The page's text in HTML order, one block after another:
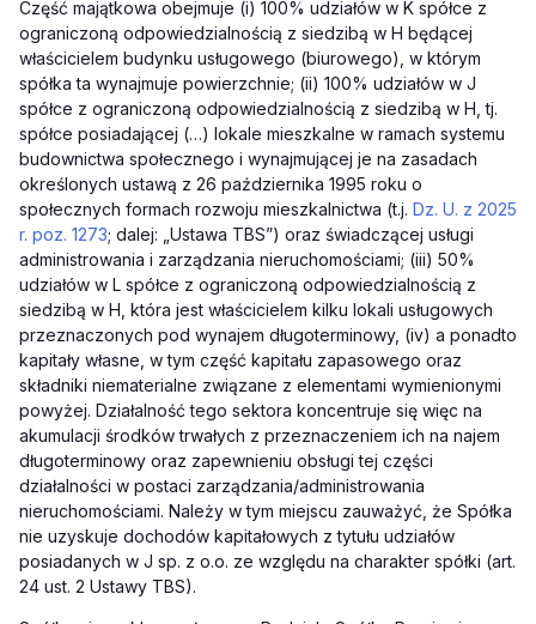
Część majątkowa obejmuje (i) 100% udziałów w K spółce z
ograniczoną odpowiedzialnością z siedzibą w H będącej
właścicielem budynku usługowego (biurowego), w którym
spółka ta wynajmuje powierzchnie; (ii) 100% udziałów w J
spółce z ograniczoną odpowiedzialnością z siedzibą w H, tj.
spółce posiadającej (…) lokale mieszkalne w ramach systemu
budownictwa społecznego i wynajmującej je na zasadach
określonych ustawą z 26 października 1995 roku o
społecznych formach rozwoju mieszkalnictwa (t.j. Dz. U. z 2025
r. poz. 1273; dalej: „Ustawa TBS”) oraz świadczącej usługi
administrowania i zarządzania nieruchomościami; (iii) 50%
udziałów w L spółce z ograniczoną odpowiedzialnością z
siedzibą w H, która jest właścicielem kilku lokali usługowych
przeznaczonych pod wynajem długoterminowy, (iv) a ponadto
kapitały własne, w tym część kapitału zapasowego oraz
składniki niematerialne związane z elementami wymienionymi
powyżej. Działalność tego sektora koncentruje się więc na
akumulacji środków trwałych z przeznaczeniem ich na najem
długoterminowy oraz zapewnieniu obsługi tej części
działalności w postaci zarządzania/administrowania
nieruchomościami. Należy w tym miejscu zauważyć, że Spółka
nie uzyskuje dochodów kapitałowych z tytułu udziałów
posiadanych w J sp. z o.o. ze względu na charakter spółki (art.
24 ust. 2 Ustawy TBS).